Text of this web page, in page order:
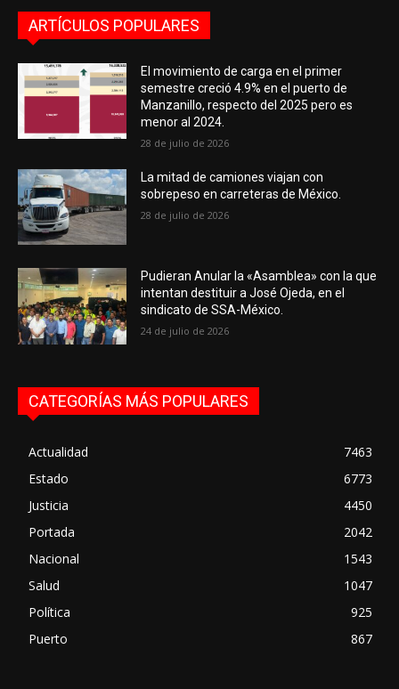
ARTÍCULOS POPULARES
El movimiento de carga en el primer
semestre creció 4.9% en el puerto de
Manzanillo, respecto del 2025 pero es
menor al 2024.
28 de julio de 2026
La mitad de camiones viajan con
sobrepeso en carreteras de México.
28 de julio de 2026
Pudieran Anular la «Asamblea» con la que
intentan destituir a José Ojeda, en el
sindicato de SSA-México.
24 de julio de 2026
CATEGORÍAS MÁS POPULARES
Actualidad
7463
Estado
6773
Justicia
4450
Portada
2042
Nacional
1543
Salud
1047
Política
925
Puerto
867